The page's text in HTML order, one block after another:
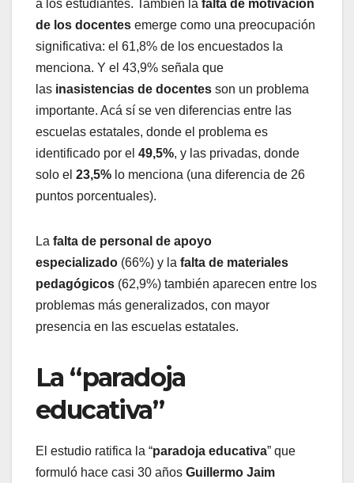
a los estudiantes. También la falta de motivación
de los docentes emerge como una preocupación
significativa: el 61,8% de los encuestados la
menciona. Y el 43,9% señala que
las inasistencias de docentes son un problema
importante. Acá sí se ven diferencias entre las
escuelas estatales, donde el problema es
identificado por el 49,5%, y las privadas, donde
solo el 23,5% lo menciona (una diferencia de 26
puntos porcentuales).
La falta de personal de apoyo
especializado (66%) y la falta de materiales
pedagógicos (62,9%) también aparecen entre los
problemas más generalizados, con mayor
presencia en las escuelas estatales.
La “paradoja
educativa”
El estudio ratifica la “paradoja educativa” que
formuló hace casi 30 años Guillermo Jaim